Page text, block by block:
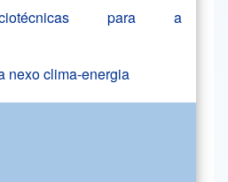
para a
nexo clima-energia